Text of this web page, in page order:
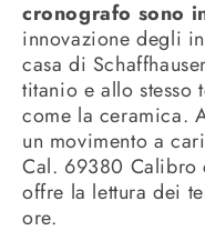
cronografo sono
innovazione degli
casa di
titanio e allo
come la ceramica.
un movimento a
Cal. 69380 Calibro
offre la lettura dei
ore.